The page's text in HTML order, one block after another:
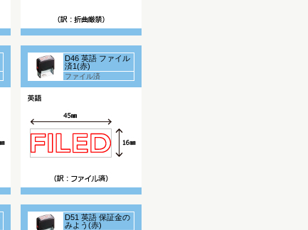
D46 英語 ファイル
済1(赤)
ファイル済
D51 英語 保証金の
みよう(赤)